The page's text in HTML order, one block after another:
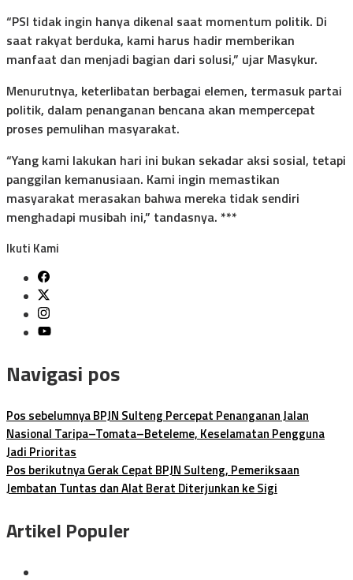
“PSI tidak ingin hanya dikenal saat momentum politik. Di
saat rakyat berduka, kami harus hadir memberikan
manfaat dan menjadi bagian dari solusi,” ujar Masykur.
Menurutnya, keterlibatan berbagai elemen, termasuk partai
politik, dalam penanganan bencana akan mempercepat
proses pemulihan masyarakat.
“Yang kami lakukan hari ini bukan sekadar aksi sosial, tetapi
panggilan kemanusiaan. Kami ingin memastikan
masyarakat merasakan bahwa mereka tidak sendiri
menghadapi musibah ini,” tandasnya. ***
Ikuti Kami
Navigasi pos
Pos sebelumnyaBPJN Sulteng Percepat Penanganan Jalan
Nasional Taripa–Tomata–Beteleme, Keselamatan Pengguna
Jadi Prioritas
Pos berikutnyaGerak Cepat BPJN Sulteng, Pemeriksaan
Jembatan Tuntas dan Alat Berat Diterjunkan ke Sigi
Artikel Populer